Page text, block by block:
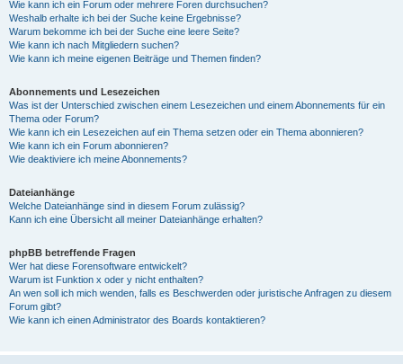
Wie kann ich ein Forum oder mehrere Foren durchsuchen?
Weshalb erhalte ich bei der Suche keine Ergebnisse?
Warum bekomme ich bei der Suche eine leere Seite?
Wie kann ich nach Mitgliedern suchen?
Wie kann ich meine eigenen Beiträge und Themen finden?
Abonnements und Lesezeichen
Was ist der Unterschied zwischen einem Lesezeichen und einem Abonnements für ein
Thema oder Forum?
Wie kann ich ein Lesezeichen auf ein Thema setzen oder ein Thema abonnieren?
Wie kann ich ein Forum abonnieren?
Wie deaktiviere ich meine Abonnements?
Dateianhänge
Welche Dateianhänge sind in diesem Forum zulässig?
Kann ich eine Übersicht all meiner Dateianhänge erhalten?
phpBB betreffende Fragen
Wer hat diese Forensoftware entwickelt?
Warum ist Funktion x oder y nicht enthalten?
An wen soll ich mich wenden, falls es Beschwerden oder juristische Anfragen zu diesem
Forum gibt?
Wie kann ich einen Administrator des Boards kontaktieren?